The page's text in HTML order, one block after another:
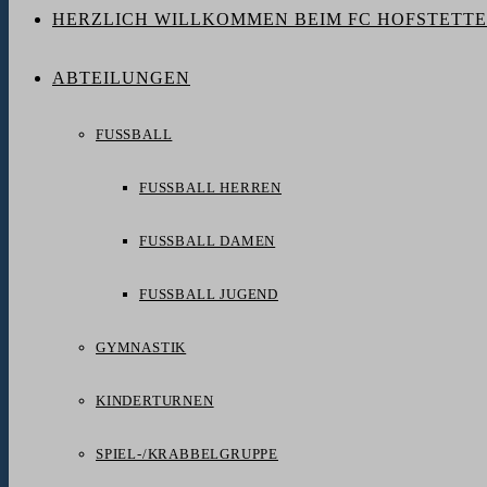
HERZLICH WILLKOMMEN BEIM FC
ABTEILUNGEN
FUSSBALL
FUSSBALL HERREN
FUSSBALL DAMEN
FUSSBALL JUGEND
GYMNASTIK
KINDERTURNEN
SPIEL-/KRABBELGRUPPE